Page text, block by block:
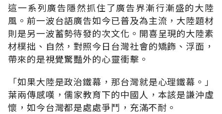
這一系列廣告隱然抓住了廣告界漸行漸盛的大陸
風。前一波台語廣告如今已普及為主流，大陸題材
則是另一波蓄勢待發的次文化。開喜呈現的大陸素
材樸拙、自然，對照今日台灣社會的矯飾、浮面，
帶來的是視覺驚豔外的心靈衝擊。
「如果大陸是政治鐵幕，那台灣就是心理鐵幕。」
葉兩傳感嘆，儒家教育下的中國人，本該是謙沖虛
懷，如今台灣都是處處爭鬥，充滿不耐。